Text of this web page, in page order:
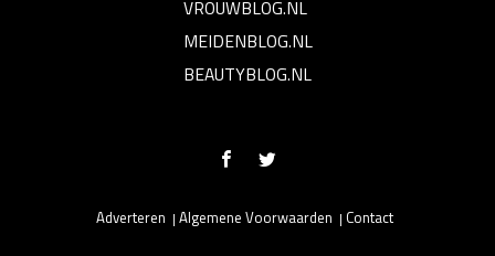
VROUWBLOG.NL
MEIDENBLOG.NL
BEAUTYBLOG.NL
Adverteren Algemene Voorwaarden Contact